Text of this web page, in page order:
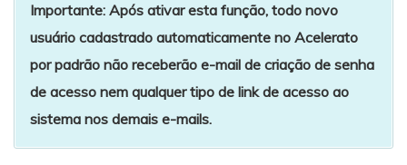
Importante: Após ativar esta função, todo novo
usuário cadastrado automaticamente no Acelerato
por padrão não receberão e-mail de criação de senha
de acesso nem qualquer tipo de link de acesso ao
sistema nos demais e-mails.